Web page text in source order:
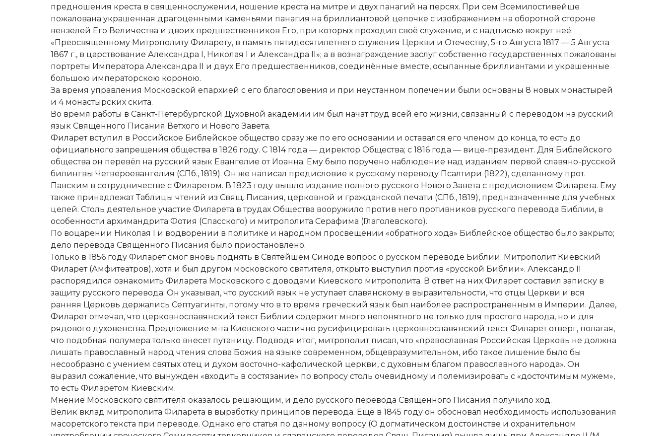
предношения креста в священнослужении, ношение креста на митре и двух панагий на персях. При сем Всемилостивейше
пожалована украшенная драгоценными каменьями панагия на бриллиантовой цепочке с изображением на оборотной стороне
вензелей Его Величества и двоих предшественников Его, при которых проходил своё служение, и с надписью вокруг неё:
«Преосвященному Митрополиту Филарету, в память пятидесятилетнего служения Церкви и Отечеству, 5-го Августа 1817 — 5 Августа
1867 г., в царствование Александра I, Николая I и Александра II»; а в вознаграждение заслуг собственно государственных пожалованы
портреты Императора Александра II и двух Его предшественников, соединённые вместе, осыпанные бриллиантами и украшенные
большою императорскою короною.
За время управления Московской епархией с его благословения и при неустанном попечении были основаны 8 новых монастырей
и 4 монастырских скита.
Во время работы в Санкт-Петербургской Духовной академии им был начат труд всей его жизни, связанный с переводом на русский
язык Священного Писания Ветхого и Нового Завета.
Филарет вступил в Российское Библейское общество сразу же по его основании и оставался его членом до конца, то есть до
официального запрещения общества в 1826 году. С 1814 года — директор Общества; с 1816 года — вице-президент. Для Библейского
общества он перевёл на русский язык Евангелие от Иоанна. Ему было поручено наблюдение над изданием первой славяно-русской
билингвы Четвероевангелия (СПб., 1819). Он же написал предисловие к русскому переводу Псалтири (1822), сделанному прот.
Павским в сотрудничестве с Филаретом. В 1823 году вышло издание полного русского Нового Завета с предисловием Филарета. Ему
также принадлежат Таблицы чтений из Свящ. Писания, церковной и гражданской печати (СПб., 1819), предназначенные для учебных
целей. Столь деятельное участие Филарета в трудах Общества вооружило против него противников русского перевода Библии, в
особенности архимандрита Фотия (Спасского) и митрополита Серафима (Глаголевского).
По воцарении Николая I и водворении в политике и народном просвещении «обратного хода» Библейское общество было закрыто;
дело перевода Священного Писания было приостановлено.
Только в 1856 году Филарет смог вновь поднять в Святейшем Синоде вопрос о русском переводе Библии. Митрополит Киевский
Филарет (Амфитеатров), хотя и был другом московского святителя, открыто выступил против «русской Библии». Александр II
распорядился ознакомить Филарета Московского с доводами Киевского митрополита. В ответ на них Филарет составил записку в
защиту русского перевода. Он указывал, что русский язык не уступает славянскому в выразительности, что отцы Церкви и вся
ранняя Церковь держались Септуагинты, потому что в то время греческий язык был наиболее распространенным в Империи. Далее,
Филарет отмечал, что церковнославянский текст Библии содержит много непонятного не только для простого народа, но и для
рядового духовенства. Предложение м-та Киевского частично русифицировать церковнославянский текст Филарет отверг, полагая,
что подобная полумера только внесет путаницу. Подводя итог, митрополит писал, что «православная Российская Церковь не должна
лишать православный народ чтения слова Божия на языке современном, общевразумительном, ибо такое лишение было бы
несообразно с учением святых отец и духом восточно-кафолической церкви, с духовным благом православного народа». Он
выразил сожаление, что вынужден «входить в состязание» по вопросу столь очевидному и полемизировать с «досточтимым мужем»,
то есть Филаретом Киевским.
Мнение Московского святителя оказалось решающим, и дело русского перевода Священного Писания получило ход.
Велик вклад митрополита Филарета в выработку принципов перевода. Ещё в 1845 году он обосновал необходимость использования
масоретского текста при переводе. Однако его статья по данному вопросу (О догматическом достоинстве и охранительном